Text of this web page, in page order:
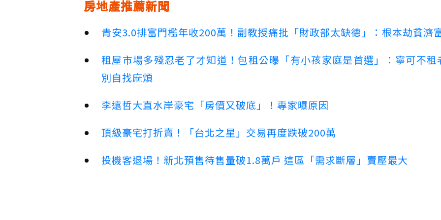
房地產推薦新聞
青安3.0排富門檻年收200萬！副教授痛批「財政部太缺德」：根本劫貧濟
租屋市場多殘忍老了才知道！包租公曝「有小孩家庭是首選」：寧可不租
別自找麻煩
李遠哲大直水岸豪宅「房價又破底」！專家曝原因
頂級豪宅打折賣！「台北之星」交易再度跌破200萬
投機客退場！新北預售待售量破1.8萬戶 這區「需求斷層」賣壓最大